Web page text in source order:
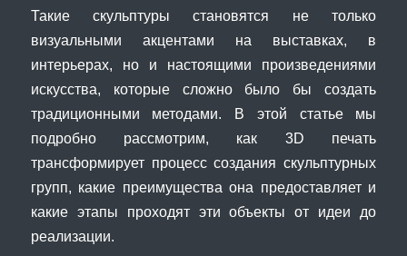
Такие скульптуры становятся не только
визуальными акцентами на выставках, в
интерьерах, но и настоящими произведениями
искусства, которые сложно было бы создать
традиционными методами. В этой статье мы
подробно рассмотрим, как 3D печать
трансформирует процесс создания скульптурных
групп, какие преимущества она предоставляет и
какие этапы проходят эти объекты от идеи до
реализации.